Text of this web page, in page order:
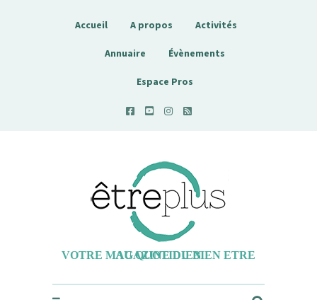
Accueil A propos Activités
Annuaire Évènements
Espace Pros
Etreplus
VOTRE MAGAZINE DU BIEN ETRE AU QUOTIDIEN